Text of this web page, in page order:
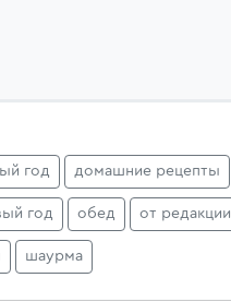
год домашние рецепты
год обед от редакции
шаурма